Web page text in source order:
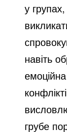
у
навіть
грубе